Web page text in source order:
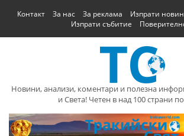
Контакт За нас За реклама Изпрати
Изпрати събитие
Новини, анализи, коментари и полезна
и Света! Четен в над 100 страни